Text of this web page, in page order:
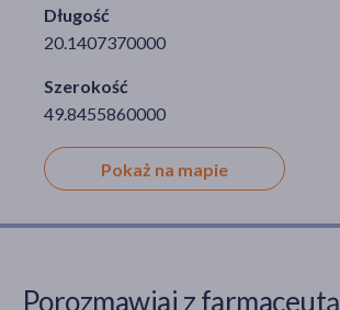
Długość
20.1407370000
Szerokość
49.8455860000
Pokaż na mapie
Porozmawiaj z farmaceutą